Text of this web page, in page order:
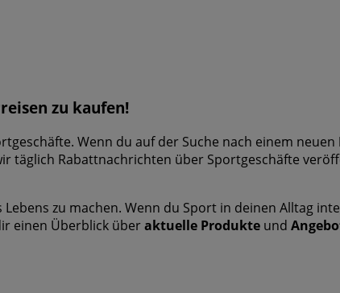
zu kaufen!
Wenn du auf der Suche nach einem neuen
täglich Rabattnachrichten über Sportgeschäfte
zu machen. Wenn du Sport in deinen Alltag
einen Überblick überaktuelle Produkte und